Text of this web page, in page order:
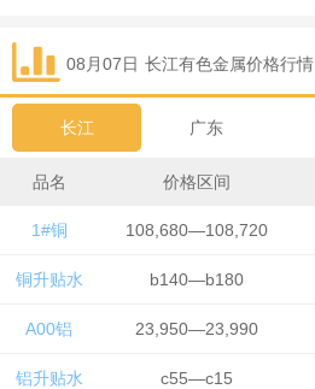
08月07日 长江有色金属价格行情
长江 广东
品名 价格区间
1#铜 108,680—108,720
铜升贴水 b140—b180
A00铝 23,950—23,990
铝升贴水 c55—c15